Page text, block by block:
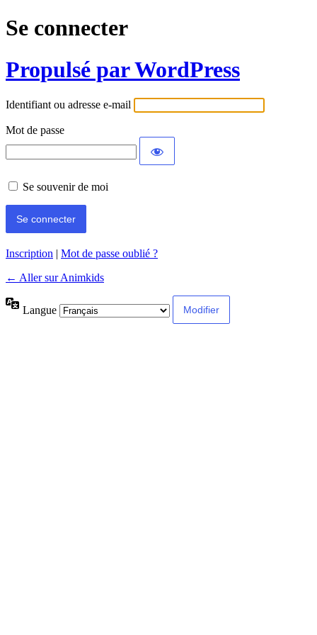
Se connecter
Propulsé par WordPress
Identifiant ou adresse e-mail
Mot de passe
Se souvenir de moi
Inscription | Mot de passe oublié ?
← Aller sur Animkids
Langue